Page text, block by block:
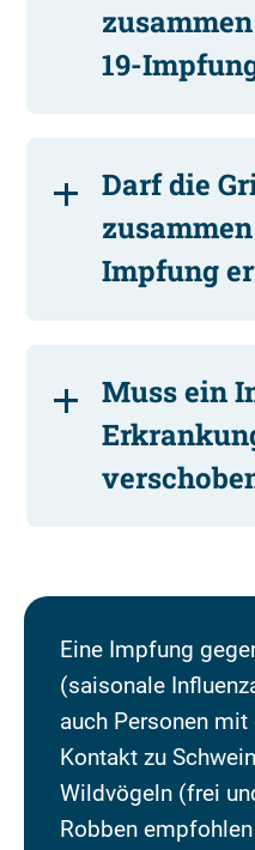
19-
Darf die
Impfung
Muss ein
Eine Impfung
(saisonale
auch Personen
Kontakt zu
Wildvögeln (frei
Robben